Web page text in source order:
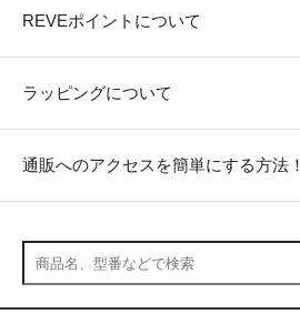
REVEポイントについて
ラッピングについて
通販へのアクセスを簡単にする方法！